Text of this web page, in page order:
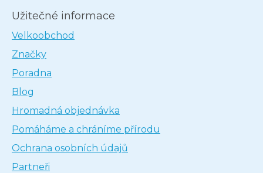
Užitečné informace
Velkoobchod
Značky
Poradna
Blog
Hromadná objednávka
Pomáháme a chráníme přírodu
Ochrana osobních údajů
Partneři